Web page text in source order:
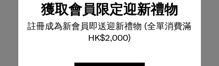
獲取會員限定迎新禮物
註冊成為新會員即送迎新禮物 (全單消費滿
HK$2,000)
產品評論